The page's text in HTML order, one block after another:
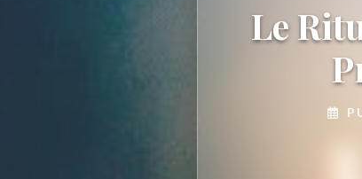
Le